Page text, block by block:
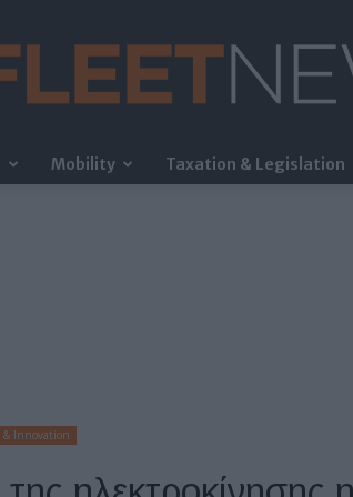
Mobility Taxation & Legislation
& Innovation